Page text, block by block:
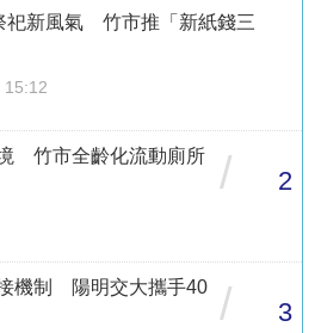
祀新風氣 竹市推「新紙錢三
15:12
竹市全齡化流動廁所
/ 2
機制 陽明交大攜手40
/ 3